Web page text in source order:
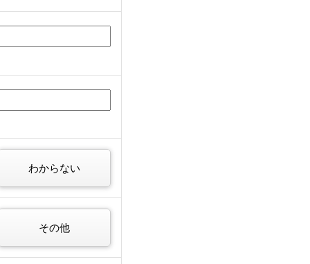
わからない
その他